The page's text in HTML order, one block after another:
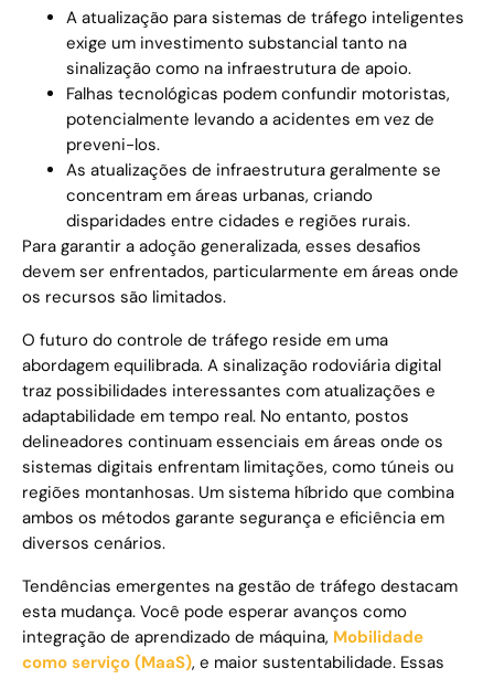
A atualização para sistemas de tráfego inteligentes
exige um investimento substancial tanto na
sinalização como na infraestrutura de apoio.
Falhas tecnológicas podem confundir motoristas,
potencialmente levando a acidentes em vez de
preveni-los.
As atualizações de infraestrutura geralmente se
concentram em áreas urbanas, criando
disparidades entre cidades e regiões rurais.
Para garantir a adoção generalizada, esses desafios
devem ser enfrentados, particularmente em áreas onde
os recursos são limitados.
O futuro do controle de tráfego reside em uma
abordagem equilibrada. A sinalização rodoviária digital
traz possibilidades interessantes com atualizações e
adaptabilidade em tempo real. No entanto, postos
delineadores continuam essenciais em áreas onde os
sistemas digitais enfrentam limitações, como túneis ou
regiões montanhosas. Um sistema híbrido que combina
ambos os métodos garante segurança e eficiência em
diversos cenários.
Tendências emergentes na gestão de tráfego destacam
esta mudança. Você pode esperar avanços como
integração de aprendizado de máquina, Mobilidade
como serviço (MaaS), e maior sustentabilidade. Essas